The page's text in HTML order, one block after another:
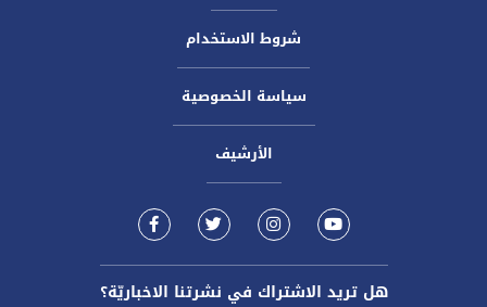
شروط الاستخدام
سياسة الخصوصية
الأرشيف
هل تريد الاشتراك في نشرتنا الاخباريّة؟